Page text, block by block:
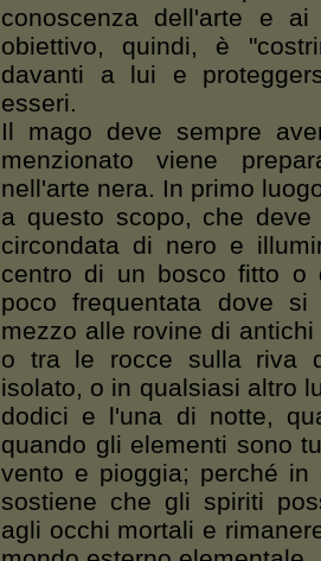
conoscenza dell'arte e
obiettivo, quindi, è
davanti a lui e
esseri.
Il mago deve sempre
menzionato viene
nell'arte nera. In primo
a questo scopo, che
circondata di nero e
centro di un bosco fitto o
poco frequentata dove
mezzo alle rovine di
o tra le rocce sulla riva
isolato, o in qualsiasi altro
dodici e l'una di notte,
quando gli elementi sono
vento e pioggia; perché
sostiene che gli spiriti
agli occhi mortali e